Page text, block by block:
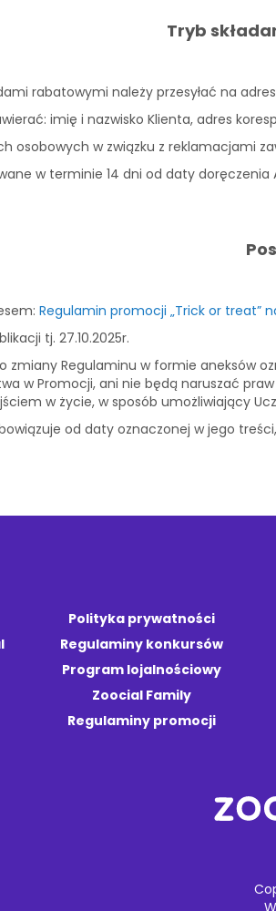
Tryb
rabatowymi należy przesyłać na
imię i nazwisko Klienta, adres
osobowych w związku z reklamacjami
w terminie 14 dni od daty
Regulamin promocji „Trick or treat”
tj. 27.10.2025r.
zmiany Regulaminu w formie aneksów
w Promocji, ani nie będą naruszać
w życie, w sposób umożliwiający
od daty oznaczonej w jego
Polityka prywatności
Regulaminy konkursów
Program lojalnościowy
Zoocial Family
Regulaminy promocji